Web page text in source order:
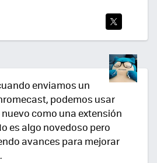
TWI
TEA
R
enviamos un
podemos usar
como una extensión
es algo novedoso pero
avances para mejorar